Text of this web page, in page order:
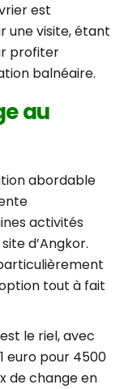
est
une visite, étant
profiter
balnéaire.
au
abordable
activités
d’Angkor.
tout à fait
le riel, avec
euro pour 4500
de change en